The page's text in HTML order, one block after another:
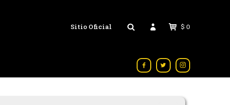
$ 0
  
Sitio Oficial